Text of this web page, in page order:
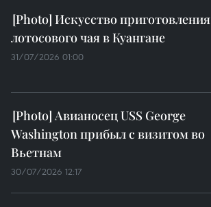
Искусство приготовления
лотосового чая в Куангане
31/07/2026 01:00
Авианосец USS George
Washington прибыл с визитом во
Вьетнам
30/07/2026 12:17